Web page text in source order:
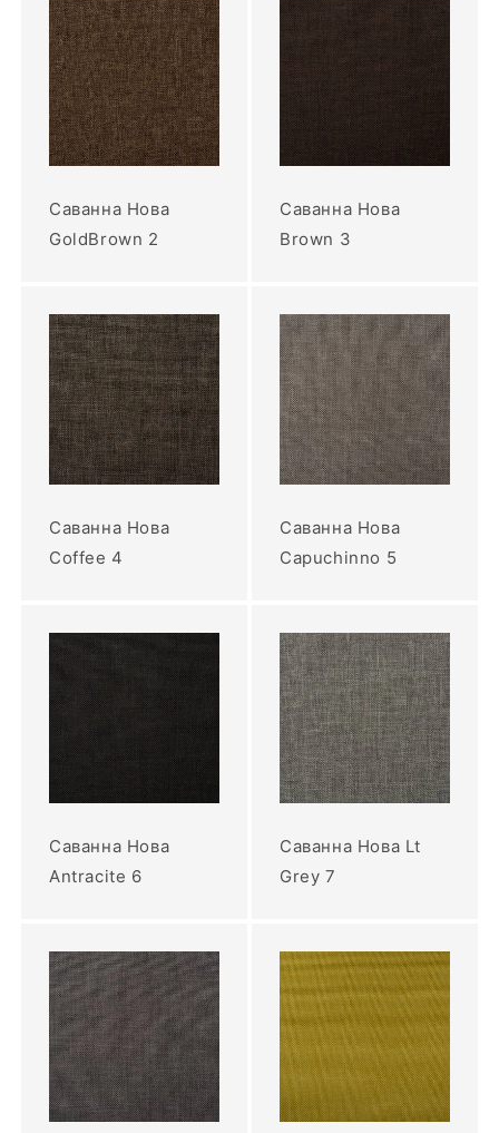
Саванна Нова
GoldBrown 2
Саванна Нова
Brown 3
Саванна Нова
Coffee 4
Саванна Нова
Capuchinno 5
Саванна Нова
Antracite 6
Саванна Нова Lt
Grey 7